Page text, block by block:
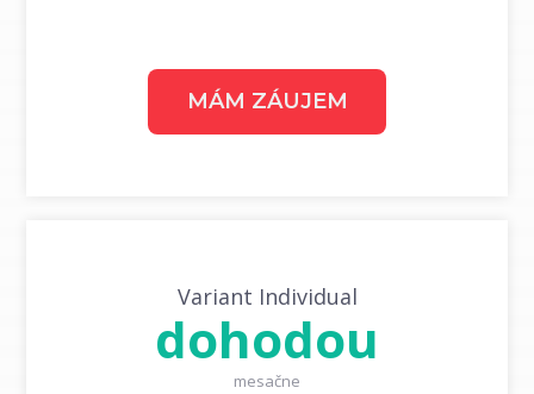
MÁM ZÁUJEM
Variant Individual
dohodou
mesačne